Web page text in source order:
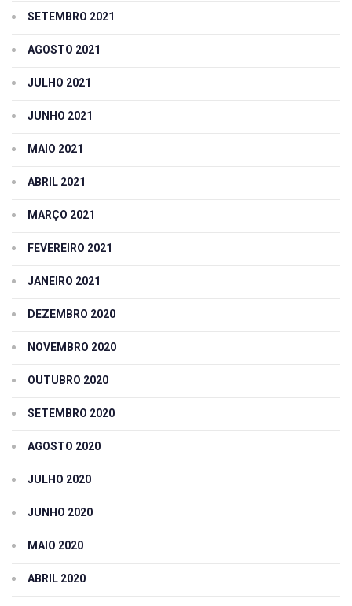
SETEMBRO 2021
AGOSTO 2021
JULHO 2021
JUNHO 2021
MAIO 2021
ABRIL 2021
MARÇO 2021
FEVEREIRO 2021
JANEIRO 2021
DEZEMBRO 2020
NOVEMBRO 2020
OUTUBRO 2020
SETEMBRO 2020
AGOSTO 2020
JULHO 2020
JUNHO 2020
MAIO 2020
ABRIL 2020